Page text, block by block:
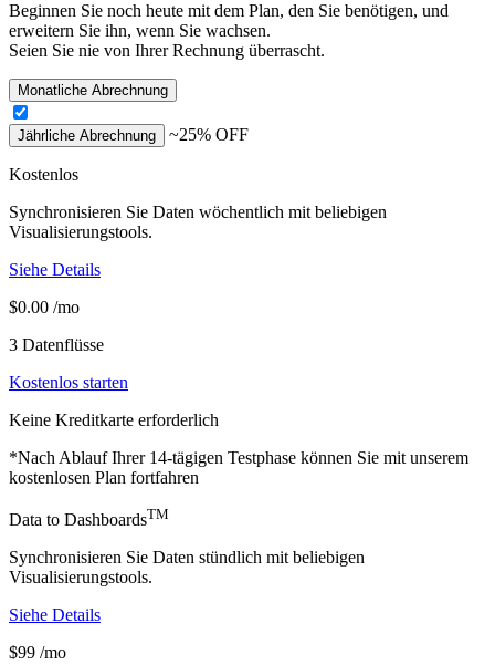
Beginnen Sie noch heute mit dem Plan, den Sie benötigen, und
erweitern Sie ihn, wenn Sie wachsen.
Seien Sie nie von Ihrer Rechnung überrascht.
Monatliche Abrechnung
Jährliche Abrechnung ~25% OFF
Kostenlos
Synchronisieren Sie Daten wöchentlich mit beliebigen
Visualisierungstools.
Siehe Details
$0.00 /mo
3 Datenflüsse
Kostenlos starten
Keine Kreditkarte erforderlich
*Nach Ablauf Ihrer 14-tägigen Testphase können Sie mit unserem
kostenlosen Plan fortfahren
Data to DashboardsTM
Synchronisieren Sie Daten stündlich mit beliebigen
Visualisierungstools.
Siehe Details
$99 /mo